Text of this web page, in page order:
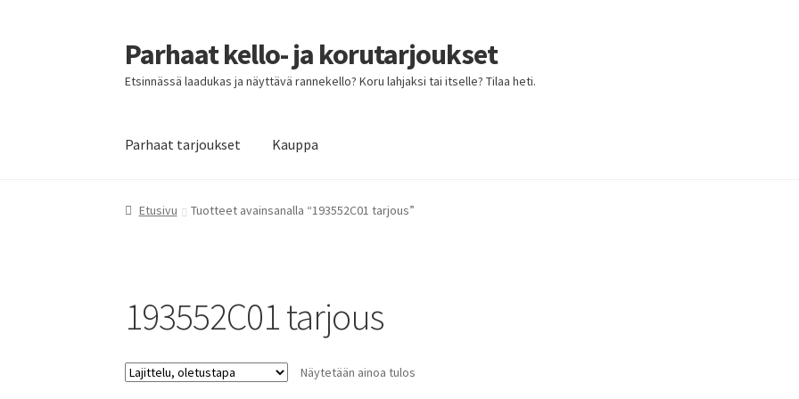
Siirry
navigointiin
Siirry
sisältöön
Parhaat kello- ja korutarjoukset
Etsinnässä laadukas ja näyttävä rannekello? Koru lahjaksi tai itselle? Tilaa heti.
Parhaat tarjoukset Kauppa
Etusivu Parhaat tarjoukset
Etusivu Tuotteet avainsanalla “193552C01 tarjous”
193552C01 tarjous
Näytetään ainoa tulos